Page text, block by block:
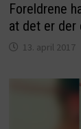
Foreldrene
at det er der
13. april 2017